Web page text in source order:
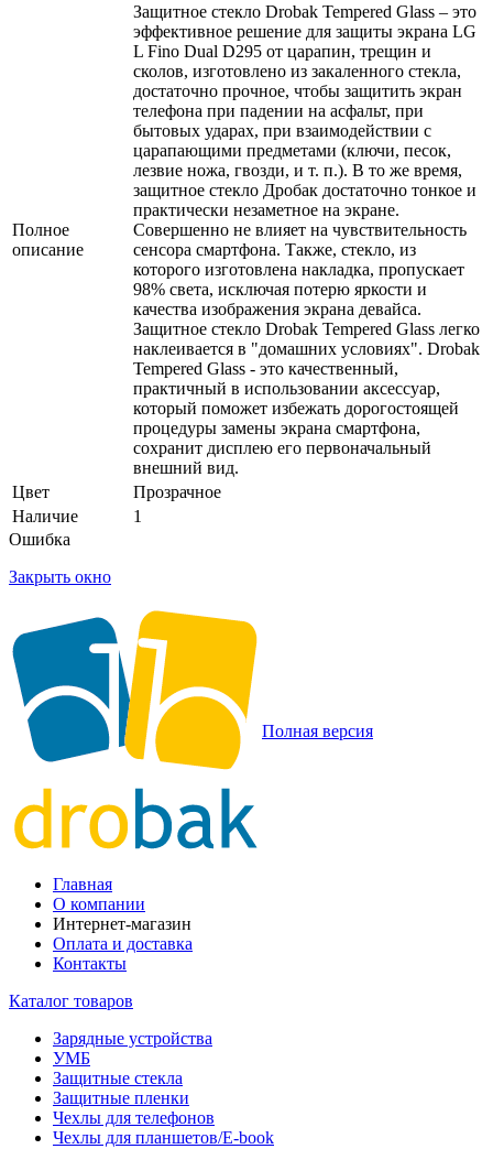
Полное
описание
Защитное стекло Drobak Tempered Glass – это
эффективное решение для защиты экрана LG
L Fino Dual D295 от царапин, трещин и
сколов, изготовлено из закаленного стекла,
достаточно прочное, чтобы защитить экран
телефона при падении на асфальт, при
бытовых ударах, при взаимодействии с
царапающими предметами (ключи, песок,
лезвие ножа, гвозди, и т. п.). В то же время,
защитное стекло Дробак достаточно тонкое и
практически незаметное на экране.
Совершенно не влияет на чувствительность
сенсора смартфона. Также, стекло, из
которого изготовлена накладка, пропускает
98% света, исключая потерю яркости и
качества изображения экрана девайса.
Защитное стекло Drobak Tempered Glass легко
наклеивается в "домашних условиях". Drobak
Tempered Glass - это качественный,
практичный в использовании аксессуар,
который поможет избежать дорогостоящей
процедуры замены экрана смартфона,
сохранит дисплею его первоначальный
внешний вид.
Цвет
Прозрачное
Наличие
1
Ошибка
Закрыть окно
Полная версия
Главная
О компании
Интернет-магазин
Оплата и доставка
Контакты
Каталог товаров
Зарядные устройства
УМБ
Защитные стекла
Защитные пленки
Чехлы для телефонов
Чехлы для планшетов/E-book